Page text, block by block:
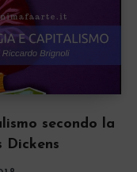
secondo la
Dickens